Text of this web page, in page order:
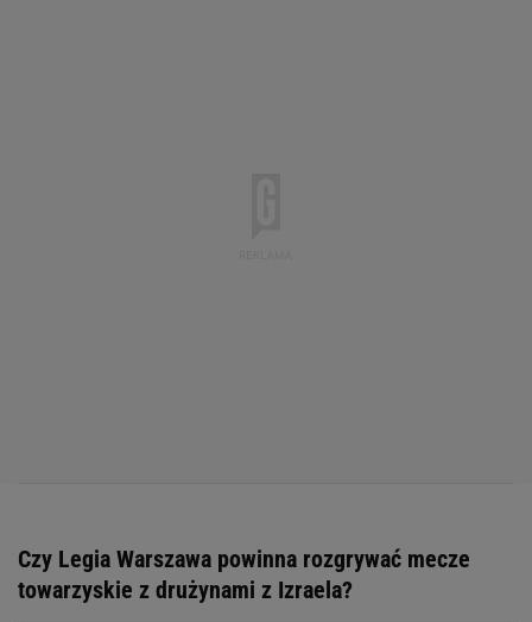
Czy Legia Warszawa powinna rozgrywać mecze
towarzyskie z drużynami z Izraela?